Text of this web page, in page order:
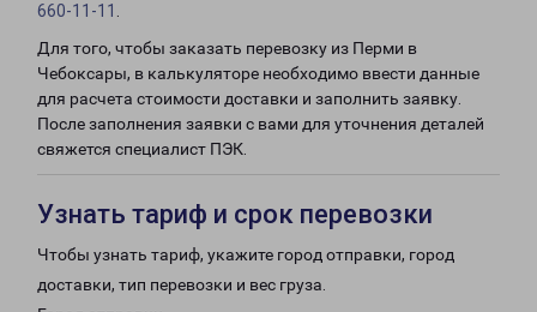
660-11-11
Для того, чтобы заказать перевозку из Перми в
Чебоксары, в калькуляторе необходимо ввести данные
для расчета стоимости доставки и заполнить заявку.
После заполнения заявки с вами для уточнения деталей
свяжется специалист ПЭК.
Узнать тариф и срок перевозки
Чтобы узнать тариф, укажите город отправки, город
доставки, тип перевозки и вес груза.